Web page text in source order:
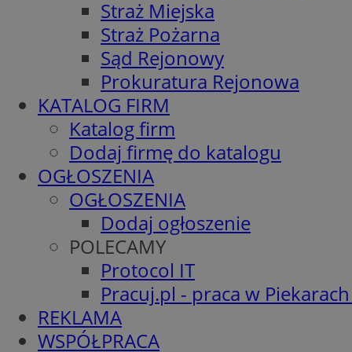
Straż Miejska
Straż Pożarna
Sąd Rejonowy
Prokuratura Rejonowa
KATALOG FIRM
Katalog firm
Dodaj firmę do katalogu
OGŁOSZENIA
OGŁOSZENIA
Dodaj ogłoszenie
POLECAMY
Protocol IT
Pracuj.pl - praca w
REKLAMA
WSPÓŁPRACA